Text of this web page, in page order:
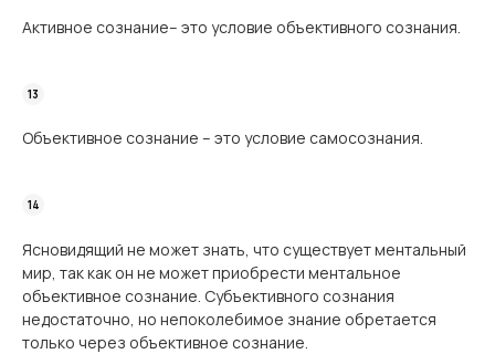
Активное сознание– это условие объективного сознания.
Объективное сознание – это условие самосознания.
Ясновидящий не может знать, что существует ментальный
мир, так как он не может приобрести ментальное
объективное сознание. Субъективного сознания
недостаточно, но непоколебимое знание обретается
только через объективное сознание.